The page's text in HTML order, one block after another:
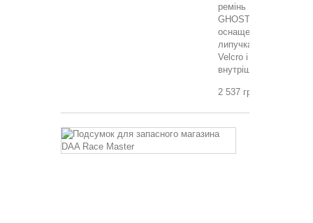
ремінь
GHOST
оснащений
липучками
Velcro і
внутрішнім...
2 537 грн